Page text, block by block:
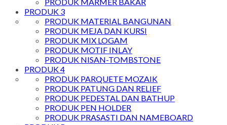
PRODUK 3
PRODUK MATERIAL BANGUNAN
PRODUK MEJA DAN KURSI
PRODUK MIX LOGAM
PRODUK MOTIF INLAY
PRODUK NISAN-TOMBSTONE
PRODUK 4
PRODUK PARQUETE MOZAIK
PRODUK PATUNG DAN RELIEF
PRODUK PEDESTAL DAN BATHUP
PRODUK PEN HOLDER
PRODUK PRASASTI DAN NAMEBOARD